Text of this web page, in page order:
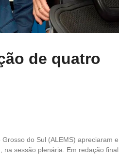
de quatro
do Sul (ALEMS) apreciaram e
sessão plenária. Em redação final,